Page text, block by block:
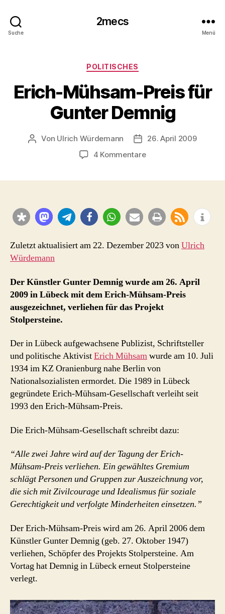
Suche
2mecs
Menü
Kategorien
POLITISCHES
Erich-Mühsam-Preis für
Gunter Demnig
Beitragsautor
Von Ulrich Würdemann Beitragsdatum
26. April 2009
4 Kommentarezu
Gunter
Demnig
Zuletzt aktualisiert am 22. Dezember 2023 vonUlrich
Würdemann
Der Künstler Gunter Demnig wurde am 26. April
2009 in Lübeck mit dem Erich-Mühsam-Preis
ausgezeichnet, verliehen für das Projekt
Stolpersteine.
Der in Lübeck aufgewachsene Publizist, Schriftsteller
und politische AktivistErich Mühsamwurde am 10. Juli
1934 im KZ Oranienburg nahe Berlin von
Nationalsozialisten ermordet. Die 1989 in Lübeck
gegründete Erich-Mühsam-Gesellschaft verleiht seit
1993 den Erich-Mühsam-Preis.
Die Erich-Mühsam-Gesellschaft schreibt dazu:
“Alle zwei Jahre wird auf der Tagung der Erich-
Mühsam-Preis verliehen. Ein gewähltes Gremium
schlägt Personen und Gruppen zur Auszeichnung vor,
die sich mit Zivilcourage und Idealismus für soziale
Gerechtigkeit und verfolgte Minderheiten einsetzen.”
Der Erich-Mühsam-Preis wird am 26. April 2006 dem
Künstler Gunter Demnig (geb. 27. Oktober 1947)
verliehen, Schöpfer des Projekts Stolpersteine. Am
Vortag hat Demnig in Lübeck erneut Stolpersteine
verlegt.